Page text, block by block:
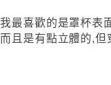
我最喜歡的是罩杯表
而且是有點立體的,